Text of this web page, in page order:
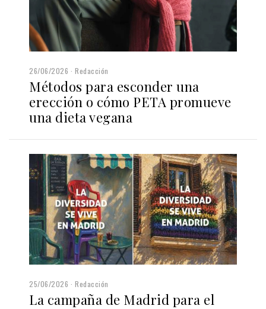
26/06/2026 Redacción
Métodos para esconder una
erección o cómo PETA promueve
una dieta vegana
25/06/2026 Redacción
La campaña de Madrid para el